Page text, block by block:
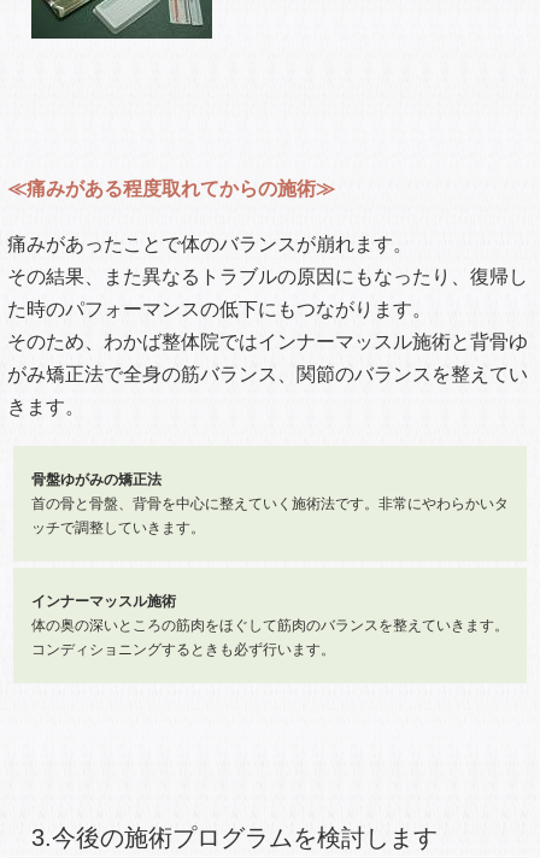
≪痛みがある程度取れてからの施術≫
痛みがあったことで体のバランスが崩れます。
その結果、また異なるトラブルの原因にもなったり、復帰し
た時のパフォーマンスの低下にもつながります。
そのため、わかば整体院ではインナーマッスル施術と背骨ゆ
がみ矯正法で全身の筋バランス、関節のバランスを整えてい
きます。
骨盤ゆがみの矯正法
首の骨と骨盤、背骨を中心に整えていく施術法です。非常にやわらかいタ
ッチで調整していきます。
インナーマッスル施術
体の奥の深いところの筋肉をほぐして筋肉のバランスを整えていきます。
コンディショニングするときも必ず行います。
3.今後の施術プログラムを検討します